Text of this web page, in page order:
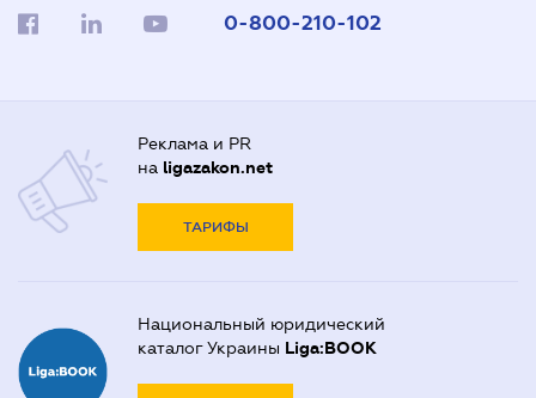
0-800-210-102
Реклама и PR
на ligazakon.net
ТАРИФЫ
Национальный юридический
каталог Украины Liga:BOOK